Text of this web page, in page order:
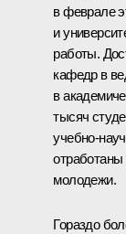
в феврале
и
работы.
кафедр в
в
тысяч
учебно-
отработаны
молодежи.
Гораздо